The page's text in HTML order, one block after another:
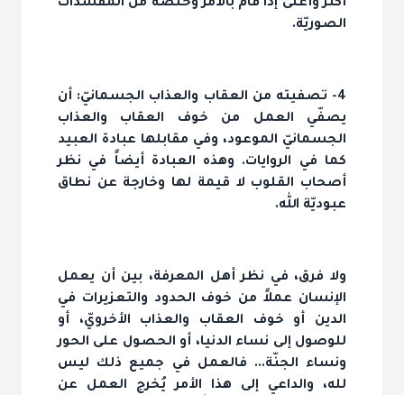
أكثر وأعلى إذا قام بالأمر وخلّصه من المفسدات
الصوريّة.
4- تصفيته من العقاب والعذاب الجسمانيّ: أن
يصفّي العمل من خوف العقاب والعذاب
الجسمانيّ الموعود، وفي مقابلها عبادة العبيد
كما في الروايات. وهذه العبادة أيضاً في نظر
أصحاب القلوب لا قيمة لها وخارجة عن نطاق
عبوديّة الله.
ولا فرق، في نظر أهل المعرفة، بين أن يعمل
الإنسان عملاً من خوف الحدود والتعزيرات في
الدين أو خوف العقاب والعذاب الأخرويّ، أو
للوصول إلى نساء الدنيا، أو الحصول على الحور
ونساء الجنّة... فالعمل في جميع ذلك ليس
لله، والداعي إلى هذا الأمر يُخرج العمل عن